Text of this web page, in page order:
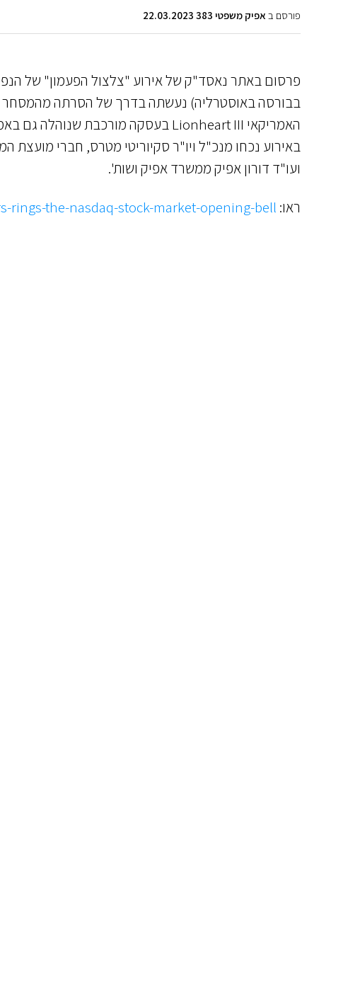
פורסם ב אפיק משפטי 383 22.03.2023
בבורסה באוסטרליה) נעשתה בדרך של הסרתה מהמסחר
האמריקאי Lionheart III בעסקה מורכבת שנוהלה גם באמצעות משרד אפיק ושות'
באירוע נכחו מנכ"ל ויו"ר סקיוריטי מטרס, חברי
ועו"ד דורון אפיק ממשרד אפיק ושות'.
ראו: the-nasdaq-stock-market-opening-bell